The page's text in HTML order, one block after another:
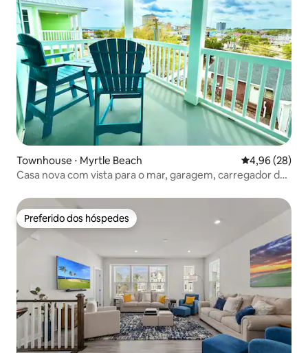
Townhouse ⋅ Myrtle Beach 4,96 de uma
4,96 (28)
Casa nova com vista para o mar, garagem, carregador de
Preferido dos hóspedes
Preferido dos hóspedes